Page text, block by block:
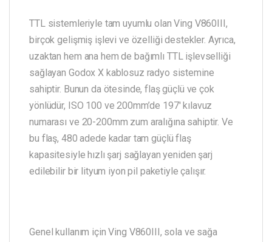
TTL sistemleriyle tam uyumlu olan Ving V860III,
birçok gelişmiş işlevi ve özelliği destekler. Ayrıca,
uzaktan hem ana hem de bağımlı TTL işlevselliği
sağlayan Godox X kablosuz radyo sistemine
sahiptir. Bunun da ötesinde, flaş güçlü ve çok
yönlüdür, ISO 100 ve 200mm’de 197′ kılavuz
numarası ve 20-200mm zum aralığına sahiptir. Ve
bu flaş, 480 adede kadar tam güçlü flaş
kapasitesiyle hızlı şarj sağlayan yeniden şarj
edilebilir bir lityum iyon pil paketiyle çalışır.
Genel kullanım için Ving V860III, sola ve sağa